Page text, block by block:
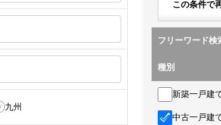
九州
この条件で
フリーワード検
種別
新築一戸建
中古一戸建